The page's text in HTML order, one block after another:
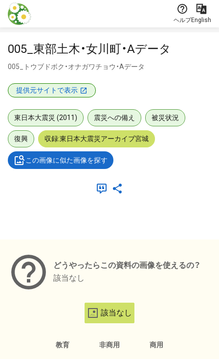
本文に飛ぶ
ヘルプEnglish
005_東部土木・女川町・Aデータ
005_トウブドボク・オナガワチョウ・Aデータ
提供元サイトで表示
東日本大震災 (2011) 震災への備え 被災状況
復興 収録:東日本大震災アーカイブ宮城
この画像に似た画像を探す
どうやったらこの資料の画像を使えるの？
該当なし
該当なし
教育 非商用 商用